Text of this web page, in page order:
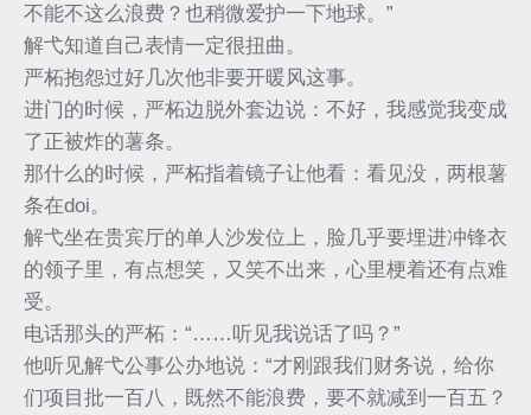
不能不这么浪费？也稍微爱护一下地球。”
解弋知道自己表情一定很扭曲。
严柘抱怨过好几次他非要开暖风这事。
进门的时候，严柘边脱外套边说：不好，我感觉我变成
了正被炸的薯条。
那什么的时候，严柘指着镜子让他看：看见没，两根薯
条在doi。
解弋坐在贵宾厅的单人沙发位上，脸几乎要埋进冲锋衣
的领子里，有点想笑，又笑不出来，心里梗着还有点难
受。
电话那头的严柘：“……听见我说话了吗？”
他听见解弋公事公办地说：“才刚跟我们财务说，给你
们项目批一百八，既然不能浪费，要不就减到一百五？